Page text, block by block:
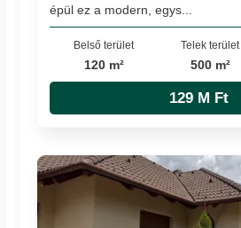
épül ez a modern, egys...
Belső terület
120 m²
Telek terület
500 m²
129 M Ft